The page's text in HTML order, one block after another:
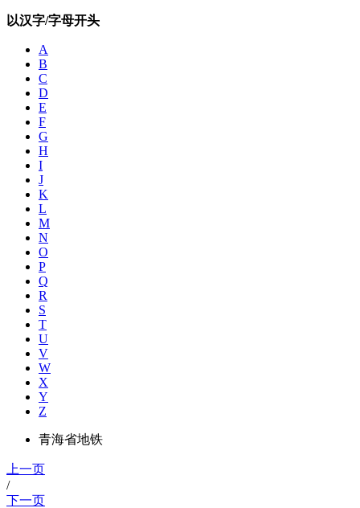
以汉字/字母开头
A
B
C
D
E
F
G
H
I
J
K
L
M
N
O
P
Q
R
S
T
U
V
W
X
Y
Z
青海省地铁
上一页
/
下一页